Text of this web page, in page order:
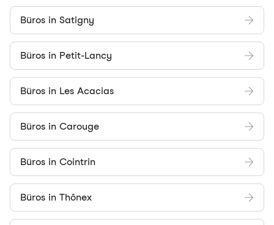
Büros in Satigny
Büros in Petit-Lancy
Büros in Les Acacias
Büros in Carouge
Büros in Cointrin
Büros in Thônex